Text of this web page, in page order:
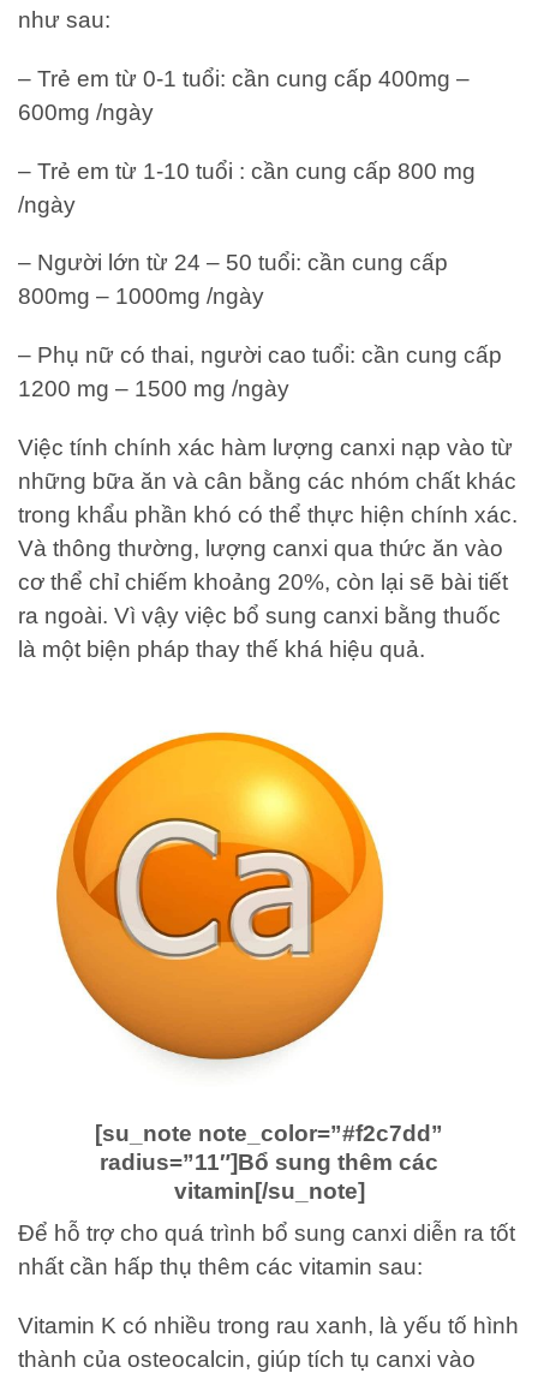
như sau:
– Trẻ em từ 0-1 tuổi: cần cung cấp 400mg –
600mg /ngày
– Trẻ em từ 1-10 tuổi : cần cung cấp 800 mg
/ngày
– Người lớn từ 24 – 50 tuổi: cần cung cấp
800mg – 1000mg /ngày
– Phụ nữ có thai, người cao tuổi: cần cung cấp
1200 mg – 1500 mg /ngày
Việc tính chính xác hàm lượng canxi nạp vào từ
những bữa ăn và cân bằng các nhóm chất khác
trong khẩu phần khó có thể thực hiện chính xác.
Và thông thường, lượng canxi qua thức ăn vào
cơ thể chỉ chiếm khoảng 20%, còn lại sẽ bài tiết
ra ngoài. Vì vậy việc bổ sung canxi bằng thuốc
là một biện pháp thay thế khá hiệu quả.
[su_note note_color=”#f2c7dd”
radius=”11″]Bổ sung thêm các
vitamin[/su_note]
Để hỗ trợ cho quá trình bổ sung canxi diễn ra tốt
nhất cần hấp thụ thêm các vitamin sau:
Vitamin K có nhiều trong rau xanh, là yếu tố hình
thành của osteocalcin, giúp tích tụ canxi vào